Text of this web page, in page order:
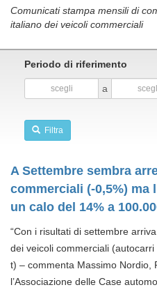
Comunicati stampa mensili di
italiano dei veicoli commerciali
Periodo di riferimento
a
Filtra
A Settembre sembra
commerciali (-0,5%) ma
un calo del 14% a
“Con i risultati di settembre
dei veicoli commerciali
t) – commenta Massimo Nordio,
l’Associazione delle Case